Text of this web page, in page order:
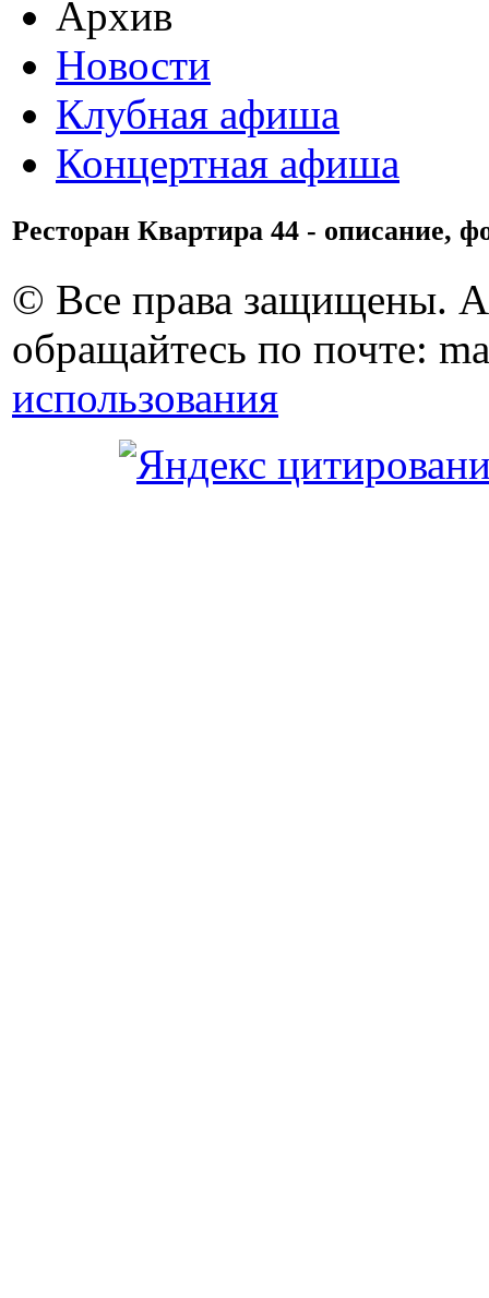
Архив
Новости
Клубная афиша
Концертная афиша
Ресторан Квартира 44 - описание,
© Все права защищены.
обращайтесь по почте:
использования